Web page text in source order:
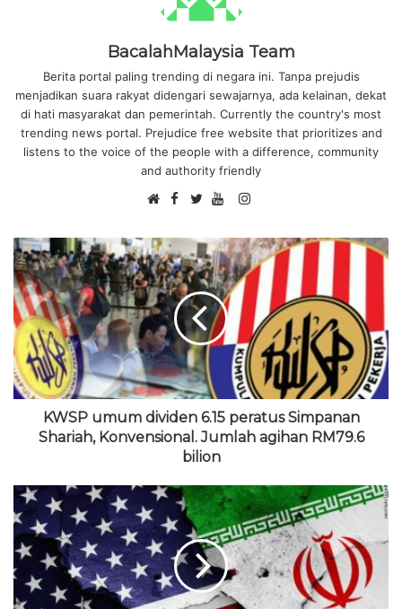
BacalahMalaysia Team
Berita portal paling trending di negara ini. Tanpa prejudis
menjadikan suara rakyat didengari sewajarnya, ada kelainan, dekat
di hati masyarakat dan pemerintah. Currently the country's most
trending news portal. Prejudice free website that prioritizes and
listens to the voice of the people with a difference, community
and authority friendly
e
b
s
i
t
e
F
c
e
b
o
o
k
w
i
t
t
e
r
o
u
T
u
b
e
I
s
t
a
g
r
a
m
KWSP umum dividen 6.15 peratus Simpanan
Shariah, Konvensional. Jumlah agihan RM79.6
bilion